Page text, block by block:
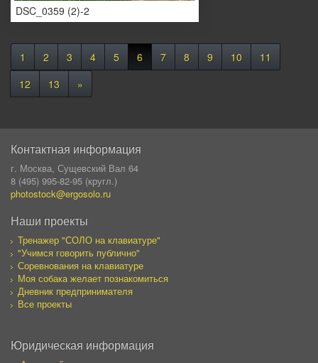
DSC_0359 (2)-2
1 2 3 4 5 6 7 8 9 10
11
12
13 »
Контактная информация
г. Москва, Сущевский Вал 64
8 (495) 995-82-95 (кругл.)
photostock@ergosolo.ru
Наши проекты
Тренажер "СОЛО на клавиатуре"
"Учимся говорить публично"
Соревнования на клавиатуре
Моя собака желает познакомиться
Дневник предпринимателя
Все проекты
Юридическая информация